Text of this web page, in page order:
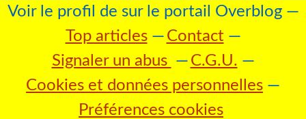
Voir le profil de sur le portail Overblog
Top articles
Contact
Signaler un abus
C.G.U.
Cookies et données personnelles
Préférences cookies